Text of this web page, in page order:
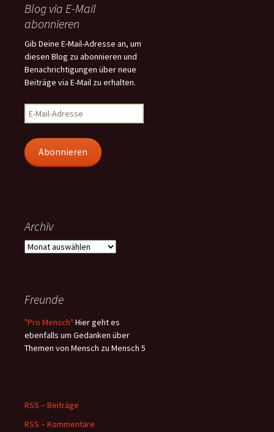
Blog via E-Mail
abonnieren
Gib Deine E-Mail-Adresse an, um
diesen Blog zu abonnieren und
Benachrichtigungen über neue
Beiträge via E-Mail zu erhalten.
E-
Mail-
Abonnieren
Archiv
Archiv
Freunde
"Pro Mensch" Hier geht es
ebenfalls um Gedanken über
Themen von Mensch zu Mensch 5
RSS – Beiträge
RSS – Kommentare